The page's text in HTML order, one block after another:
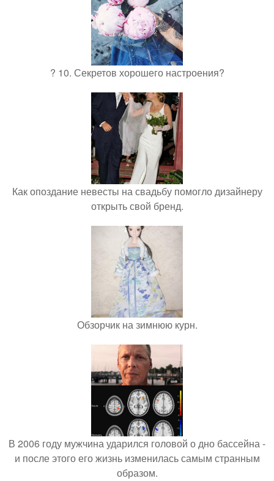
? 10. Секретов хорошего настроения?
Как опоздание невесты на свадьбу помогло дизайнеру
открыть свой бренд.
Обзорчик на зимнюю курн.
В 2006 году мужчина ударился головой о дно бассейна -
и после этого его жизнь изменилась самым странным
образом.